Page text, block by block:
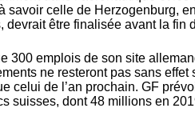
savoir celle de Herzogenburg,
devrait être finalisée avant la fin
300 emplois de son site
ne resteront pas sans effet
celui de l’an prochain. GF
suisses, dont 48 millions en